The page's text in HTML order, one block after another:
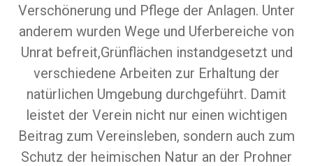
Verschönerung und Pflege der Anlagen. Unter
anderem wurden Wege und Uferbereiche von
Unrat befreit,Grünflächen instandgesetzt und
verschiedene Arbeiten zur Erhaltung der
natürlichen Umgebung durchgeführt. Damit
leistet der Verein nicht nur einen wichtigen
Beitrag zum Vereinsleben, sondern auch zum
Schutz der heimischen Natur an der Prohner